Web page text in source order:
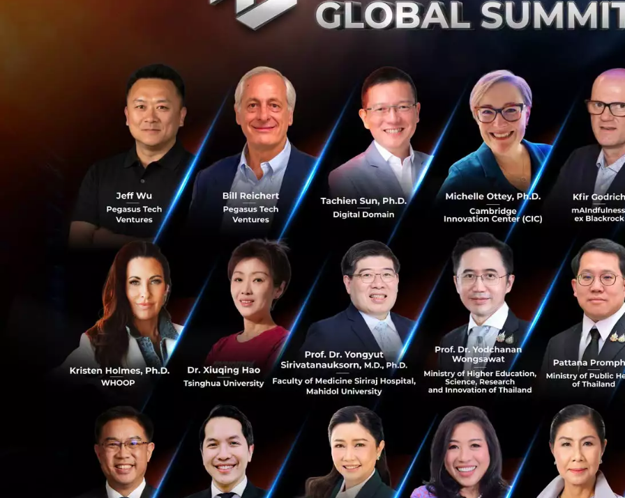
techsauce-global-summit-2023
นวัตกรรม เหนือกว่า Moonshot ที่องค์กรต้องมี
ในงาน Techsauce Global Summit 2023 เวที Corporate
Innovation เราได้มีโอกาสต้อนรับ Dan Toma ที่มาร่วมแบ่งปัน
มุมมองการสร้างระบบ Moonshot ในองค์กร...
สิงหาคม 22, 2023| By
Techsauce Team
0
Tech & Biz dan-toma moonshot-mission
techsauce-global-summit-2023
StartUP@Taipei Leads Top 10 New
Startups to Advance into Thailand
StartUP@Taipei participated for the first time in the
Techsauce Global Summit 2023, a prominent startup
event in Thailand....
August 22, 2023| By
Techsauce Team
20
PR News startup tsgs2023 Techsauce global summit 2023
พัฒนา Metaverse มาช่วยลดความเหลื่อมล้ำด้าน
'การศึกษา'
เพื่อลดช่องว่างระหว่าง 'การพัฒนาเทคโนโลยี Metaverse ที่
รุดหน้าไปมาก ในขณะเดียวกัน 'ความเสมอภาคด้านการศึกษา'
กลับลดลงจากสถานการณ์โควิดระบาด บทความนี้จึงนำไอเดีย